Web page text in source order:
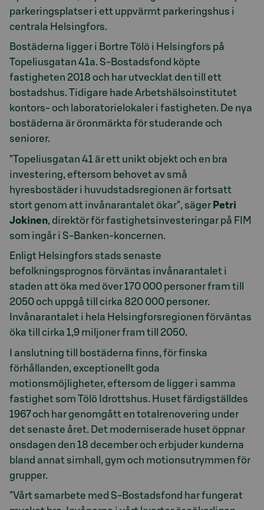
parkeringsplatser i ett uppvärmt parkeringshus i
centrala Helsingfors.
Bostäderna ligger i Bortre Tölö i Helsingfors på
Topeliusgatan 41a. S-Bostadsfond köpte
fastigheten 2018 och har utvecklat den till ett
bostadshus. Tidigare hade Arbetshälsoinstitutet
kontors- och laboratorielokaler i fastigheten. De nya
bostäderna är öronmärkta för studerande och
seniorer.
"Topeliusgatan 41 är ett unikt objekt och en bra
investering, eftersom behovet av små
hyresbostäder i huvudstadsregionen är fortsatt
stort genom att invånarantalet ökar", säger Petri
Jokinen, direktör för fastighetsinvesteringar på FIM
som ingår i S-Banken-koncernen.
Enligt Helsingfors stads senaste
befolkningsprognos förväntas invånarantalet i
staden att öka med över 170 000 personer fram till
2050 och uppgå till cirka 820 000 personer.
Invånarantalet i hela Helsingforsregionen förväntas
öka till cirka 1,9 miljoner fram till 2050.
I anslutning till bostäderna finns, för finska
förhållanden, exceptionellt goda
motionsmöjligheter, eftersom de ligger i samma
fastighet som Tölö Idrottshus. Huset färdigställdes
1967 och har genomgått en totalrenovering under
det senaste året. Det moderniserade huset öppnar
onsdagen den 18 december och erbjuder kunderna
bland annat simhall, gym och motionsutrymmen för
grupper.
"Vårt samarbete med S-Bostadsfond har fungerat